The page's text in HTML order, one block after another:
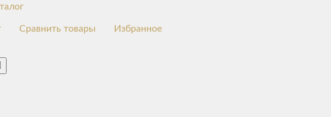
Сравнить товары Избранное